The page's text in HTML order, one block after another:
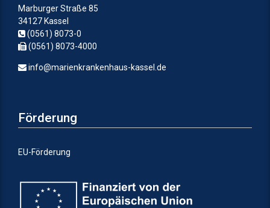
Marburger Straße 85
34127 Kassel
(0561) 8073-0
(0561) 8073-4000
info@marienkrankenhaus-kassel.de
Förderung
EU-Förderung